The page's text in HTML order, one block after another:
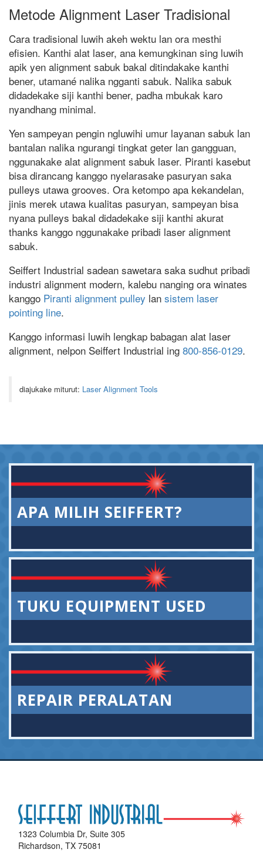
Metode Alignment Laser Tradisional
Cara tradisional luwih akeh wektu lan ora mesthi
efisien. Kanthi alat laser, ana kemungkinan sing luwih
apik yen alignment sabuk bakal ditindakake kanthi
bener, utamané nalika ngganti sabuk. Nalika sabuk
didadekake siji kanthi bener, padha mbukak karo
nyandhang minimal.
Yen sampeyan pengin ngluwihi umur layanan sabuk lan
bantalan nalika ngurangi tingkat geter lan gangguan,
nggunakake alat alignment sabuk laser. Piranti kasebut
bisa dirancang kanggo nyelarasake pasuryan saka
pulleys utawa grooves. Ora ketompo apa kekandelan,
jinis merek utawa kualitas pasuryan, sampeyan bisa
nyana pulleys bakal didadekake siji kanthi akurat
thanks kanggo nggunakake pribadi laser alignment
sabuk.
Seiffert Industrial sadean sawetara saka sudhut pribadi
industri alignment modern, kalebu nanging ora winates
kanggo Piranti alignment pulley lan sistem laser
pointing line.
Kanggo informasi luwih lengkap babagan alat laser
alignment, nelpon Seiffert Industrial ing 800-856-0129.
diajukake miturut: Laser Alignment Tools
APA MILIH SEIFFERT?
TUKU EQUIPMENT USED
REPAIR PERALATAN
1323 Columbia Dr, Suite 305
Richardson, TX 75081